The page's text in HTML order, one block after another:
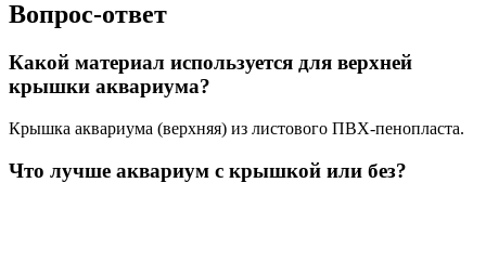
Вопрос-ответ
Какой материал используется для верхней
крышки аквариума?
Крышка аквариума (верхняя) из листового ПВХ-пенопласта.
Что лучше аквариум с крышкой или без?